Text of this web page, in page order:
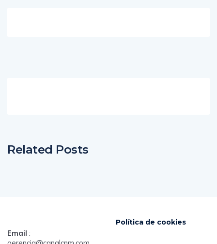
Related Posts
Email :
Política de cookies